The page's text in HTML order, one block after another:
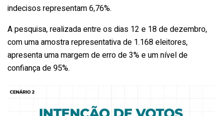
indecisos representam 6,76%.
A pesquisa, realizada entre os dias 12 e 18 de dezembro,
com uma amostra representativa de 1.168 eleitores,
apresenta uma margem de erro de 3% e um nível de
confiança de 95%.